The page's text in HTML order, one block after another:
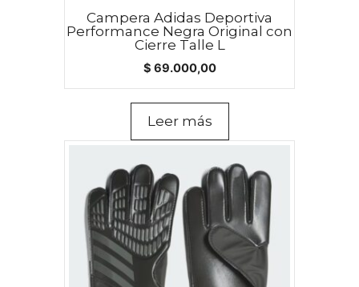
Campera Adidas Deportiva
Performance Negra Original con
Cierre Talle L
$ 69.000,00
Leer más